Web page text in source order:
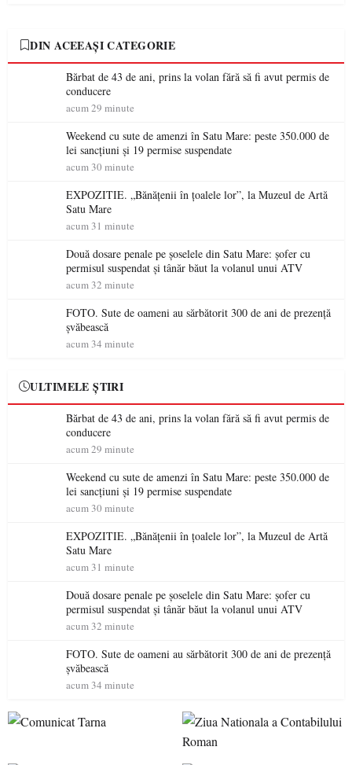
DIN ACEEAȘI CATEGORIE
Bărbat de 43 de ani, prins la volan fără să fi avut permis de
conducere
acum 29 minute
Weekend cu sute de amenzi în Satu Mare: peste 350.000 de
lei sancțiuni și 19 permise suspendate
acum 30 minute
EXPOZITIE. „Bănățenii în țoalele lor”, la Muzeul de Artă
Satu Mare
acum 31 minute
Două dosare penale pe șoselele din Satu Mare: șofer cu
permisul suspendat și tânăr băut la volanul unui ATV
acum 32 minute
FOTO. Sute de oameni au sărbătorit 300 de ani de prezență
șvăbească
acum 34 minute
ULTIMELE ȘTIRI
Bărbat de 43 de ani, prins la volan fără să fi avut permis de
conducere
acum 29 minute
Weekend cu sute de amenzi în Satu Mare: peste 350.000 de
lei sancțiuni și 19 permise suspendate
acum 30 minute
EXPOZITIE. „Bănățenii în țoalele lor”, la Muzeul de Artă
Satu Mare
acum 31 minute
Două dosare penale pe șoselele din Satu Mare: șofer cu
permisul suspendat și tânăr băut la volanul unui ATV
acum 32 minute
FOTO. Sute de oameni au sărbătorit 300 de ani de prezență
șvăbească
acum 34 minute